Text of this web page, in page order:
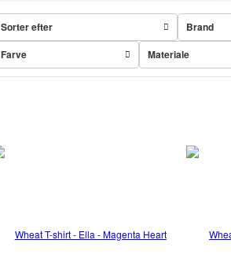
Sorter efter Brand
Farve
Materiale